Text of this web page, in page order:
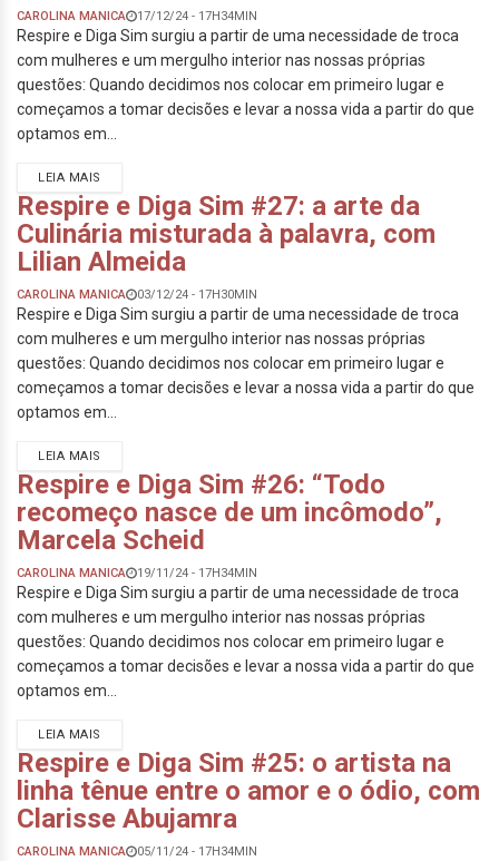
CAROLINA MANICA 17/12/24 - 17H34MIN
Respire e Diga Sim surgiu a partir de uma necessidade de troca
com mulheres e um mergulho interior nas nossas próprias
questões: Quando decidimos nos colocar em primeiro lugar e
começamos a tomar decisões e levar a nossa vida a partir do que
optamos em...
LEIA MAIS
Respire e Diga Sim #27: a arte da
Culinária misturada à palavra, com
Lilian Almeida
CAROLINA MANICA 03/12/24 - 17H30MIN
Respire e Diga Sim surgiu a partir de uma necessidade de troca
com mulheres e um mergulho interior nas nossas próprias
questões: Quando decidimos nos colocar em primeiro lugar e
começamos a tomar decisões e levar a nossa vida a partir do que
optamos em...
LEIA MAIS
Respire e Diga Sim #26: “Todo
recomeço nasce de um incômodo”,
Marcela Scheid
CAROLINA MANICA 19/11/24 - 17H34MIN
Respire e Diga Sim surgiu a partir de uma necessidade de troca
com mulheres e um mergulho interior nas nossas próprias
questões: Quando decidimos nos colocar em primeiro lugar e
começamos a tomar decisões e levar a nossa vida a partir do que
optamos em...
LEIA MAIS
Respire e Diga Sim #25: o artista na
linha tênue entre o amor e o ódio, com
Clarisse Abujamra
CAROLINA MANICA 05/11/24 - 17H34MIN